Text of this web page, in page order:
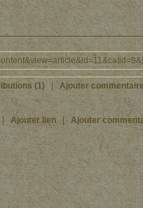
(1)| Ajouter commentaire
Ajouter lien |Ajouter